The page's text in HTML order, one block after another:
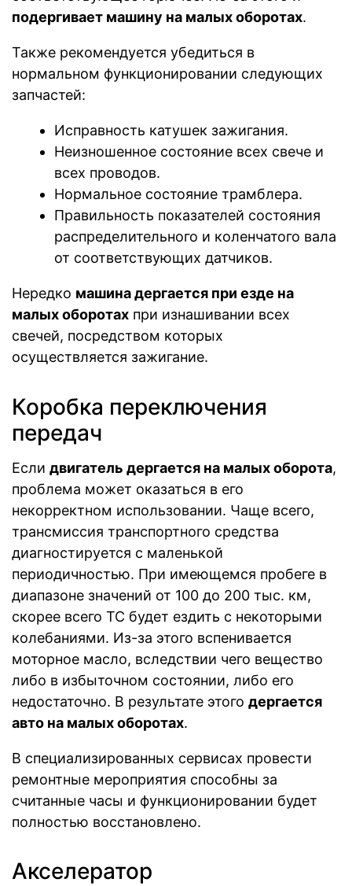
подергивает машину на малых оборотах.
Также рекомендуется убедиться в
нормальном функционировании следующих
запчастей:
Исправность катушек зажигания.
Неизношенное состояние всех свече и
всех проводов.
Нормальное состояние трамблера.
Правильность показателей состояния
распределительного и коленчатого вала
от соответствующих датчиков.
Нередко машина дергается при езде на
малых оборотах при изнашивании всех
свечей, посредством которых
осуществляется зажигание.
Коробка переключения
передач
Если двигатель дергается на малых оборота,
проблема может оказаться в его
некорректном использовании. Чаще всего,
трансмиссия транспортного средства
диагностируется с маленькой
периодичностью. При имеющемся пробеге в
диапазоне значений от 100 до 200 тыс. км,
скорее всего ТС будет ездить с некоторыми
колебаниями. Из-за этого вспенивается
моторное масло, вследствии чего вещество
либо в избыточном состоянии, либо его
недостаточно. В результате этого дергается
авто на малых оборотах.
В специализированных сервисах провести
ремонтные мероприятия способны за
считанные часы и функционировании будет
полностью восстановлено.
Акселератор